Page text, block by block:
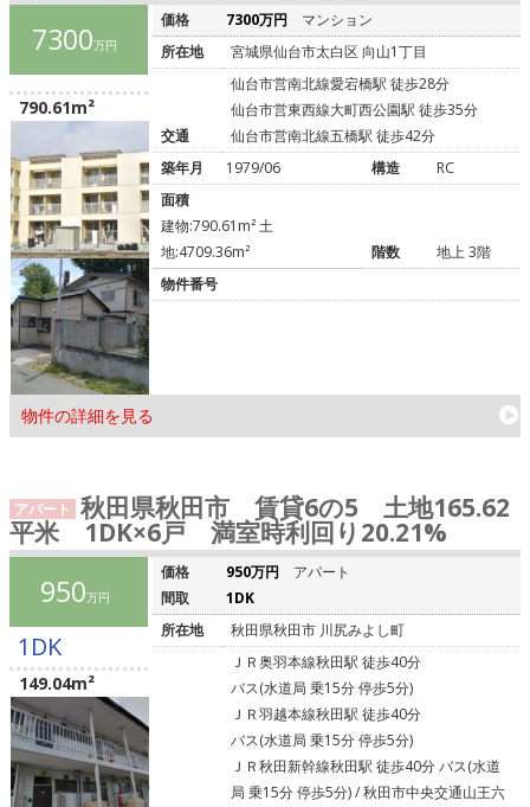
7300万円
790.61m²
物件の詳細を見る
価格 7300万円
マンション
所在地
宮城県仙台市太白区 向山1丁目
交通
仙台市営南北線愛宕橋駅 徒歩28分
仙台市営東西線大町西公園駅 徒歩35分
仙台市営南北線五橋駅 徒歩42分
築年月
1979/06 構造
RC
面積
建物:790.61m² 土
地:4709.36m²
階数
地上 3階
物件番号
アパート 秋田県秋田市 賃貸6の5 土地165.62
平米 1DK×6戸 満室時利回り20.21%
950万円
1DK
149.04m²
価格 950万円
アパート
間取
1DK
所在地
秋田県秋田市 川尻みよし町
ＪＲ奥羽本線秋田駅 徒歩40分
バス(水道局 乗15分 停歩5分)
ＪＲ羽越本線秋田駅 徒歩40分
バス(水道局 乗15分 停歩5分)
ＪＲ秋田新幹線秋田駅 徒歩40分 バス(水道
局 乗15分 停歩5分) / 秋田市中央交通山王六